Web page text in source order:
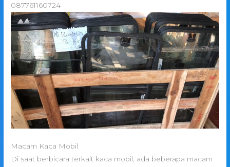
087761160724
Macam Kaca Mobil
Di saat berbicara terkait kaca mobil, ada beberapa macam